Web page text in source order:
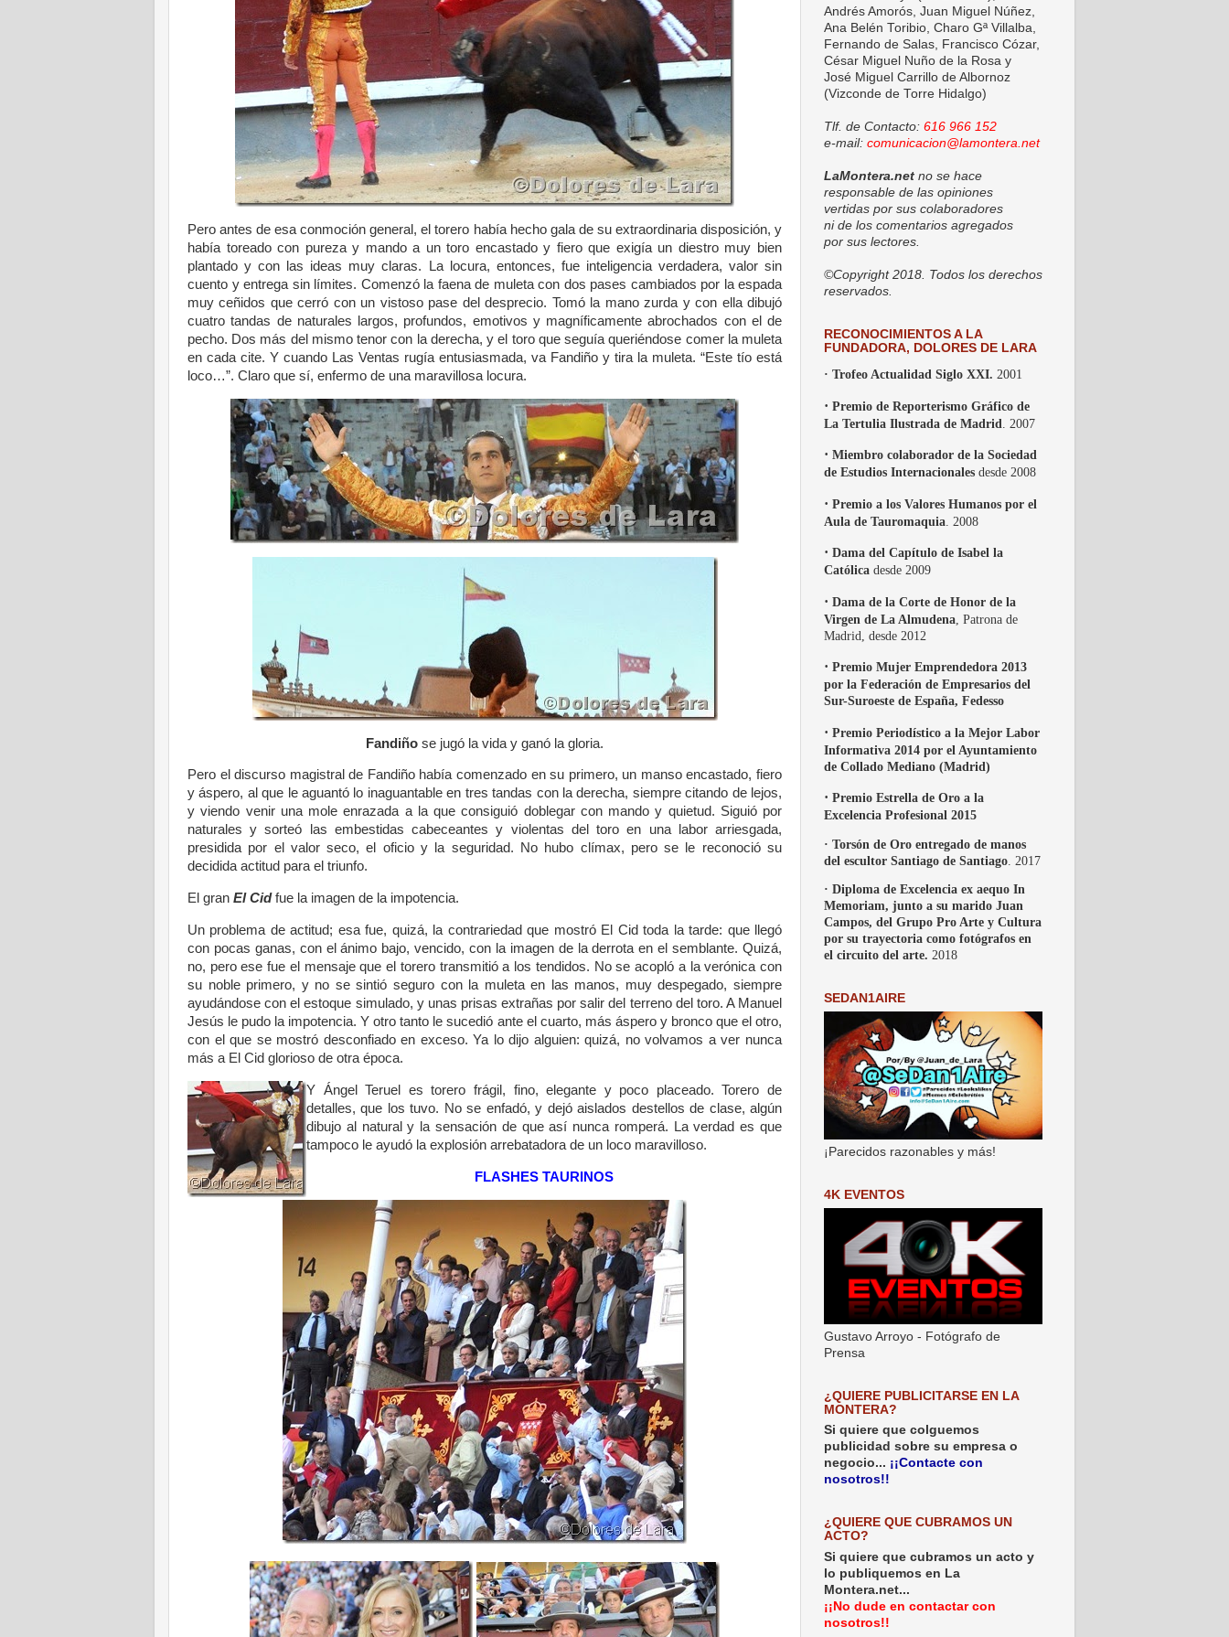
Pero antes de esa conmoción general, el torero había hecho gala de su extraordinaria disposición, y
había toreado con pureza y mando a un toro encastado y fiero que exigía un diestro muy bien
plantado y con las ideas muy claras. La locura, entonces, fue inteligencia verdadera, valor sin
cuento y entrega sin límites. Comenzó la faena de muleta con dos pases cambiados por la espada
muy ceñidos que cerró con un vistoso pase del desprecio. Tomó la mano zurda y con ella dibujó
cuatro tandas de naturales largos, profundos, emotivos y magníficamente abrochados con el de
pecho. Dos más del mismo tenor con la derecha, y el toro que seguía queriéndose comer la muleta
en cada cite. Y cuando Las Ventas rugía entusiasmada, va Fandiño y tira la muleta. “Este tío está
loco…”. Claro que sí, enfermo de una maravillosa locura.
Fandiño se jugó la vida y ganó la gloria.
Pero el discurso magistral de Fandiño había comenzado en su primero, un manso encastado, fiero
y áspero, al que le aguantó lo inaguantable en tres tandas con la derecha, siempre citando de lejos,
y viendo venir una mole enrazada a la que consiguió doblegar con mando y quietud. Siguió por
naturales y sorteó las embestidas cabeceantes y violentas del toro en una labor arriesgada,
presidida por el valor seco, el oficio y la seguridad. No hubo clímax, pero se le reconoció su
decidida actitud para el triunfo.
El gran El Cid fue la imagen de la impotencia.
Un problema de actitud; esa fue, quizá, la contrariedad que mostró El Cid toda la tarde: que llegó
con pocas ganas, con el ánimo bajo, vencido, con la imagen de la derrota en el semblante. Quizá,
no, pero ese fue el mensaje que el torero transmitió a los tendidos. No se acopló a la verónica con
su noble primero, y no se sintió seguro con la muleta en las manos, muy despegado, siempre
ayudándose con el estoque simulado, y unas prisas extrañas por salir del terreno del toro. A Manuel
Jesús le pudo la impotencia. Y otro tanto le sucedió ante el cuarto, más áspero y bronco que el otro,
con el que se mostró desconfiado en exceso. Ya lo dijo alguien: quizá, no volvamos a ver nunca
más a El Cid glorioso de otra época.
Y Ángel Teruel es torero frágil, fino, elegante y poco placeado. Torero de
detalles, que los tuvo. No se enfadó, y dejó aislados destellos de clase, algún
dibujo al natural y la sensación de que así nunca romperá. La verdad es que
tampoco le ayudó la explosión arrebatadora de un loco maravilloso.
FLASHES TAURINOS
Andrés Amorós, Juan Miguel Núñez,
Ana Belén Toribio, Charo Gª Villalba,
Fernando de Salas, Francisco Cózar,
César Miguel Nuño de la Rosa y
José Miguel Carrillo de Albornoz
(Vizconde de Torre Hidalgo)
Tlf. de Contacto: 616 966 152
e-mail: comunicacion@lamontera.net
LaMontera.net no se hace
responsable de las opiniones
vertidas por sus colaboradores
ni de los comentarios agregados
por sus lectores.
©Copyright 2018. Todos los derechos
reservados.
RECONOCIMIENTOS A LA
FUNDADORA, DOLORES DE LARA
· Trofeo Actualidad Siglo XXI. 2001
· Premio de Reporterismo Gráfico de
La Tertulia Ilustrada de Madrid . 2007
· Miembro colaborador de la Sociedad
de Estudios Internacionales desde 2008
· Premio a los Valores Humanos por el
Aula de Tauromaquia . 2008
· Dama del Capítulo de Isabel la
Católica desde 2009
· Dama de la Corte de Honor de la
Virgen de La Almudena , Patrona de
Madrid, desde 2012
· Premio Mujer Emprendedora 2013
por la Federación de Empresarios del
Sur-Suroeste de España, Fedesso
· Premio Periodístico a la Mejor Labor
Informativa 2014 por el Ayuntamiento
de Collado Mediano (Madrid)
· Premio Estrella de Oro a la
Excelencia Profesional 2015
· Torsón de Oro entregado de manos
del escultor Santiago de Santiago . 2017
· Diploma de Excelencia ex aequo In
Memoriam, junto a su marido Juan
Campos, del Grupo Pro Arte y Cultura
por su trayectoria como fotógrafos en
el circuito del arte. 2018
SEDAN1AIRE
¡Parecidos razonables y más!
4K EVENTOS
Gustavo Arroyo - Fotógrafo de
Prensa
¿QUIERE PUBLICITARSE EN LA
MONTERA?
Si quiere que colguemos
publicidad sobre su empresa o
negocio... ¡¡Contacte con
nosotros!!
¿QUIERE QUE CUBRAMOS UN
ACTO?
Si quiere que cubramos un acto y
lo publiquemos en La
Montera.net...
¡¡No dude en contactar con
nosotros!!